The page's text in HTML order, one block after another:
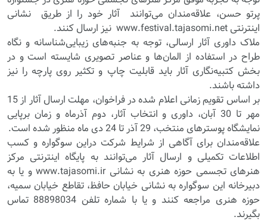
پرتو حسن، علاقه‌مندان می‌توانند آثار خود را از طریق نشانی
اینترنتی www.festival.tajasomi.net نیز ارسال کنند.
ملاک داوری آثار ارسالی، توجه به جنبه‌های زیبایی‌شناسانه و نگاه
طراح در استفاده از المان‌ها و عناصر تصویری شایسته است و در
بخش کتبیه‌نگاری آثار باید قابلیت چاپ و تکثیر روی پارچه را نیز
داشته باشند.
بر اساس تقویم زمانی اعلام شده در فراخوان، مهلت ارسال آثار از 15
مهر تا 30 آبان، داوری و انتخاب آثار، دوم آذرماه و زمان برپایی
نمایشگاه پوسترهای منتخب، 29 آذر تا 24 دی ماه منظور شده است.
علاقه‌مندان برای آگاهی از شرایط شرکت دراین سوگواره و کسب
اطلاعات تکمیلی و ارسال آثار می‌توانند به پایگاه اینترنتی مرکز
هنرهای تجسمی حوزه هنری به نشانی www.tajasomi.ir و یا به
دبیرخانه این سوگواره به نشانی خیابان حافظ، تقاطع خیابان سمیه،
حوزه هنری مراجعه کنند و یا با شماره تلفن 88898034 تماس
بگیرند.